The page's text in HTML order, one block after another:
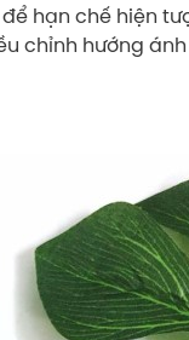
hạn chế hiện
chỉnh hướng